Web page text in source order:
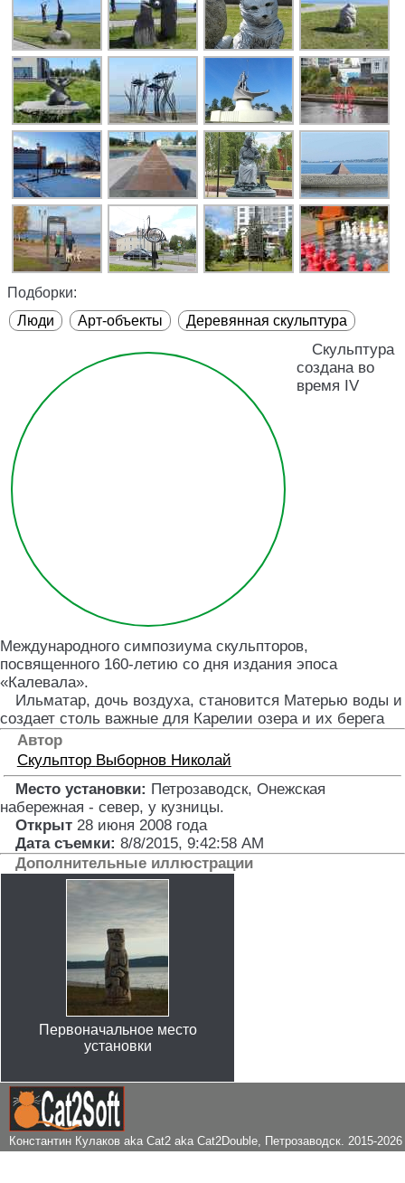
Подборки:
Люди
Арт-объекты Деревянная скульптура
Скульптура
создана во
время IV
Международного симпозиума скульпторов,
посвященного 160-летию со дня издания эпоса
«Калевала».
Ильматар, дочь воздуха, становится Матерью воды и
создает столь важные для Карелии озера и их берега
Автор
Скульптор Выборнов Николай
Место установки: Петрозаводск, Онежская
набережная - север, у кузницы.
Открыт 28 июня 2008 года
Дата съемки: 8/8/2015, 9:42:58 AM
Дополнительные иллюстрации
Первоначальное место
установки
Константин Кулаков aka Cat2 aka Cat2Double, Петрозаводск. 2015-2026